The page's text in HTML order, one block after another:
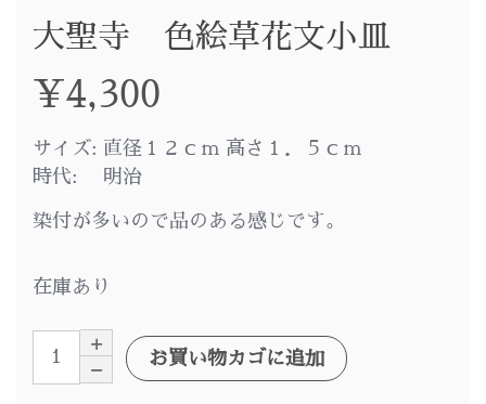
大聖寺 色絵草花文小皿
¥4,300
サイズ: 直径１２ｃｍ 高さ１．５ｃｍ
時代: 明治
染付が多いので品のある感じです。
在庫あり
お買い物カゴに追加